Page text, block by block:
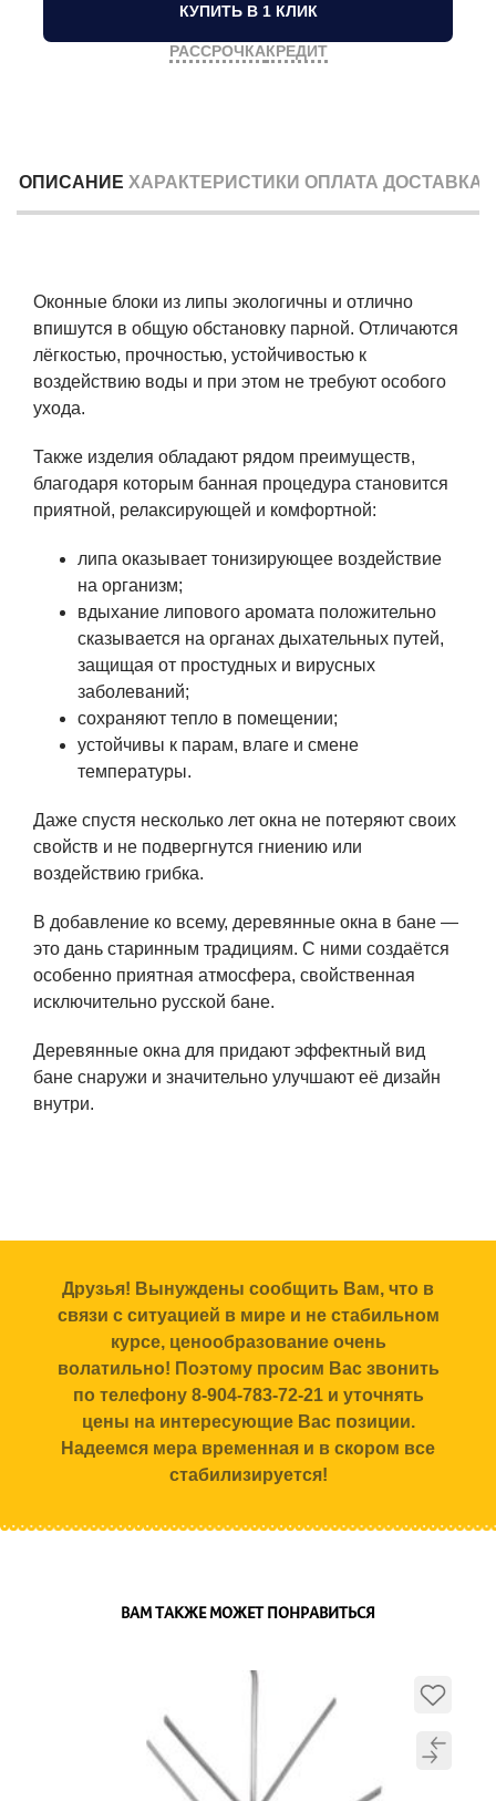
КУПИТЬ В 1 КЛИК
РАССРОЧКАКРЕДИТ
ОПИСАНИЕ ХАРАКТЕРИСТИКИ ОПЛАТА ДОСТАВКА
Оконные блоки из липы экологичны и отлично
впишутся в общую обстановку парной. Отличаются
лёгкостью, прочностью, устойчивостью к
воздействию воды и при этом не требуют особого
ухода.
Также изделия обладают рядом преимуществ,
благодаря которым банная процедура становится
приятной, релаксирующей и комфортной:
липа оказывает тонизирующее воздействие
на организм;
вдыхание липового аромата положительно
сказывается на органах дыхательных путей,
защищая от простудных и вирусных
заболеваний;
сохраняют тепло в помещении;
устойчивы к парам, влаге и смене
температуры.
Даже спустя несколько лет окна не потеряют своих
свойств и не подвергнутся гниению или
воздействию грибка.
В добавление ко всему, деревянные окна в бане —
это дань старинным традициям. С ними создаётся
особенно приятная атмосфера, свойственная
исключительно русской бане.
Деревянные окна для придают эффектный вид
бане снаружи и значительно улучшают её дизайн
внутри.
Друзья! Вынуждены сообщить Вам, что в
связи с ситуацией в мире и не стабильном
курсе, ценообразование очень
волатильно! Поэтому просим Вас звонить
по телефону 8-904-783-72-21 и уточнять
цены на интересующие Вас позиции.
Надеемся мера временная и в скором все
стабилизируется!
ВАМ ТАКЖЕ МОЖЕТ ПОНРАВИТЬСЯ